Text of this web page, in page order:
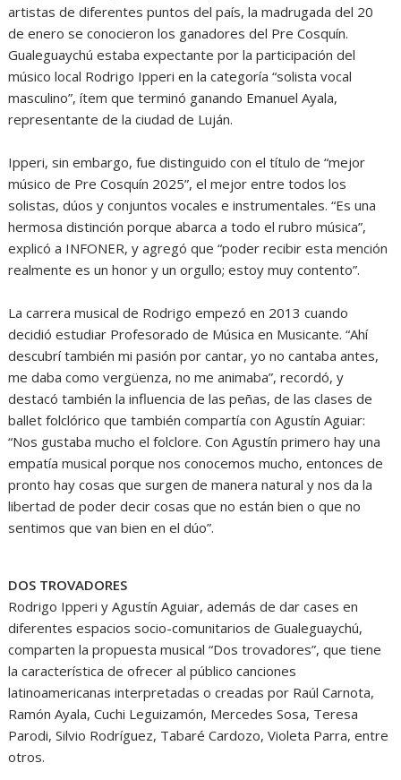
artistas de diferentes puntos del país, la madrugada del 20
de enero se conocieron los ganadores del Pre Cosquín.
Gualeguaychú estaba expectante por la participación del
músico local Rodrigo Ipperi en la categoría “solista vocal
masculino”, ítem que terminó ganando Emanuel Ayala,
representante de la ciudad de Luján.
Ipperi, sin embargo, fue distinguido con el título de “mejor
músico de Pre Cosquín 2025”, el mejor entre todos los
solistas, dúos y conjuntos vocales e instrumentales. “Es una
hermosa distinción porque abarca a todo el rubro música”,
explicó a INFONER, y agregó que “poder recibir esta mención
realmente es un honor y un orgullo; estoy muy contento”.
La carrera musical de Rodrigo empezó en 2013 cuando
decidió estudiar Profesorado de Música en Musicante. “Ahí
descubrí también mi pasión por cantar, yo no cantaba antes,
me daba como vergüenza, no me animaba”, recordó, y
destacó también la influencia de las peñas, de las clases de
ballet folclórico que también compartía con Agustín Aguiar:
“Nos gustaba mucho el folclore. Con Agustín primero hay una
empatía musical porque nos conocemos mucho, entonces de
pronto hay cosas que surgen de manera natural y nos da la
libertad de poder decir cosas que no están bien o que no
sentimos que van bien en el dúo”.
DOS TROVADORES
Rodrigo Ipperi y Agustín Aguiar, además de dar cases en
diferentes espacios socio-comunitarios de Gualeguaychú,
comparten la propuesta musical “Dos trovadores”, que tiene
la característica de ofrecer al público canciones
latinoamericanas interpretadas o creadas por Raúl Carnota,
Ramón Ayala, Cuchi Leguizamón, Mercedes Sosa, Teresa
Parodi, Silvio Rodríguez, Tabaré Cardozo, Violeta Parra, entre
otros.